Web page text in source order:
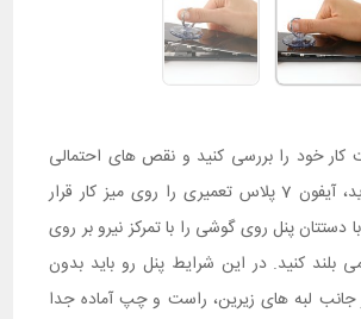
کار خود را بررسی کنید و نقص های احتمالی
آن را از بین ببرید، آیفون 7 پلاس تعمیری را روی میز کار قرار
دستتان پنل روی گوشی را با تمرکز نیرو بر روی
بلند کنید. در این شرایط پنل رو باید بدون
جانب لبه های زیرین، راست و چپ آماده جدا